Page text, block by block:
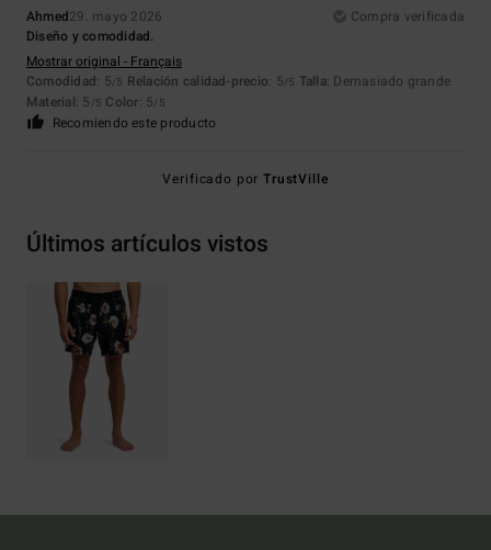
Ahmed29. mayo 2026
Compra verificada
Diseño y comodidad.
Mostrar original - Français
Comodidad: 5/5 Relación calidad-precio: 5/5 Talla: Demasiado grande
Material: 5 /5 Color: 5/5
Recomiendo este producto
Verificado porTrustVille
Últimos artículos vistos